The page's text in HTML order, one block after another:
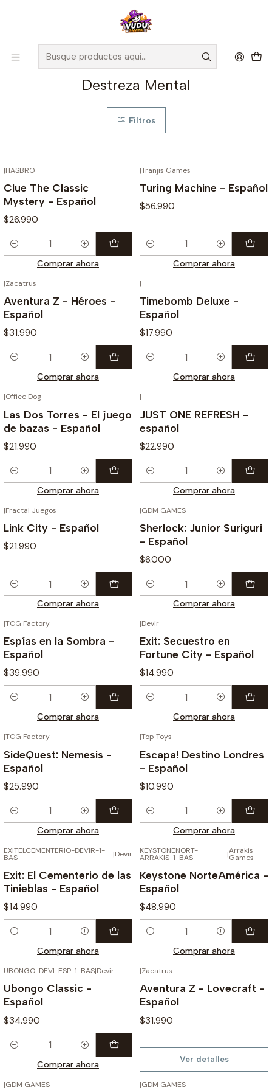
🚀 ¡Despachamos a todo Chile! Envío GRATIS a Regiones sobre
$100.000 y a RM sobre $35.000
Inicio Juegos de Mesa Destreza Mental
Destreza Mental
Filtros
|HASBRO
Clue The Classic
Mystery - Español
$26.990
Cantidad
Comprar ahora
|Tranjis Games
Turing Machine - Español
$56.990
Cantidad
Comprar ahora
|Zacatrus
Aventura Z - Héroes -
Español
$31.990
Cantidad
Comprar ahora
|
Timebomb Deluxe -
Español
$17.990
Cantidad
Comprar ahora
|Office Dog
Las Dos Torres - El juego
de bazas - Español
$21.990
Cantidad
Comprar ahora
|
JUST ONE REFRESH -
español
$22.990
Cantidad
Comprar ahora
|Fractal Juegos
Link City - Español
$21.990
Cantidad
Comprar ahora
|GDM GAMES
Sherlock: Junior Suriguri
- Español
$6.000
Cantidad
Comprar ahora
|TCG Factory
Espías en la Sombra -
Español
$39.990
Cantidad
Comprar ahora
|Devir
Exit: Secuestro en
Fortune City - Español
$14.990
Cantidad
Comprar ahora
|TCG Factory
SideQuest: Nemesis -
Español
$25.990
Cantidad
Comprar ahora
|Top Toys
Escapa! Destino Londres
- Español
$10.990
Cantidad
Comprar ahora
EXITELCEMENTERIO-DEVIR-1-
BAS |Devir
Exit: El Cementerio de las
Tinieblas - Español
$14.990
Cantidad
Comprar ahora
KEYSTONENORT-
ARRAKIS-1-BAS |Arrakis
Games
Keystone NorteAmérica -
Español
$48.990
Cantidad
Comprar ahora
UBONGO-DEVI-ESP-1-BAS|Devir
Ubongo Classic -
Español
$34.990
Cantidad
Comprar ahora
|Zacatrus
Aventura Z - Lovecraft -
Español
$31.990
Ver detalles
|GDM GAMES |GDM GAMES